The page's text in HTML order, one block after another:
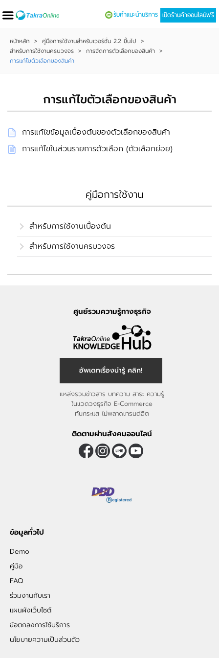
เปิดร้านค้าออนไลน์ฟรี
รับคำแนะนำบริการ
หน้าหลัก > คู่มือการใช้งานสำหรับเวอร์ชั่น 2.2 ขึ้นไป >
สำหรับการใช้งานครบวงจร > การจัดการตัวเลือกของสินค้า >
การแก้ไขตัวเลือกของสินค้า
การแก้ไขตัวเลือกของสินค้า
การแก้ไขข้อมูลเบื้องต้นของตัวเลือกของสินค้า
การแก้ไขในส่วนรายการตัวเลือก (ตัวเลือกย่อย)
คู่มือการใช้งาน
สำหรับการใช้งานเบื้องต้น
สำหรับการใช้งานครบวงจร
ศูนย์รวมความรู้ทางธุรกิจ
อัพเดทเรื่องน่ารู้ คลิก!
แหล่งรวมข่าวสาร บทความ สาระ ความรู้
ในแวดวงธุรกิจ E-Commerce
ทันกระแส ไม่พลาดเทรนด์ฮิต
ติดตามผ่านสังคมออนไลน์
ข้อมูลทั่วไป
Demo
คู่มือ
FAQ
ร่วมงานกับเรา
แผนผังเว็บไซต์
ข้อตกลงการใช้บริการ
นโยบายความเป็นส่วนตัว